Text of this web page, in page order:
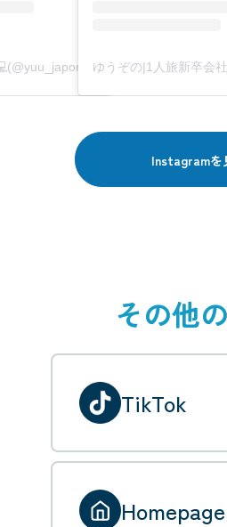
ゆうぞの|1人旅新卒会社員🌏💻(@yuu_japon123)がシェアした投稿
Instagramを
その他
TikTok
Homepage